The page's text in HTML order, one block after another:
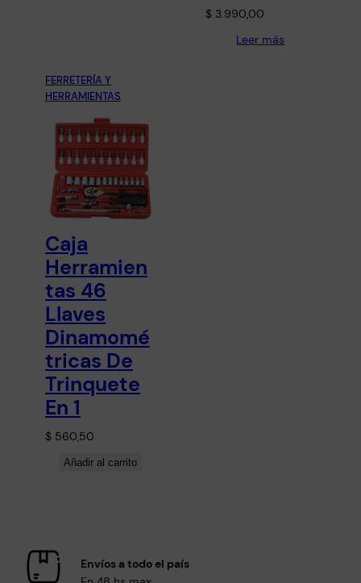
$3.990,00
Leer más
FERRETERÍA Y
HERRAMIENTAS
Caja
Herramien
tas 46
Llaves
Dinamomé
tricas De
Trinquete
En 1
$ 560,50
Añadir al carrito
Envíos a todo el país